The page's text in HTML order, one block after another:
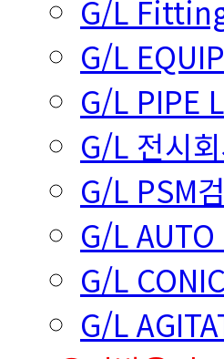
G/L
G/L
G/L PIPE
G/L 전시
G/L PSM
G/L
G/L
G/L